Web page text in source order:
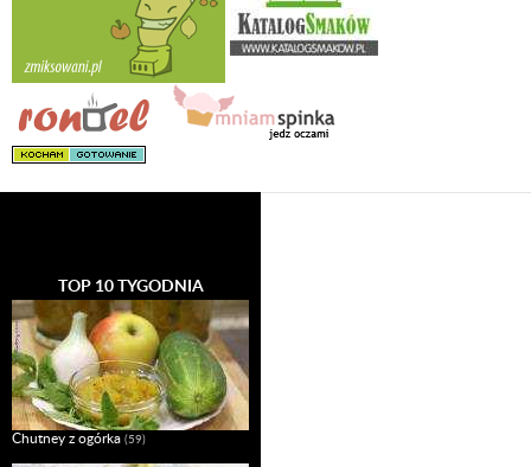
TOP 10 TYGODNIA
Chutney z ogórka (59)